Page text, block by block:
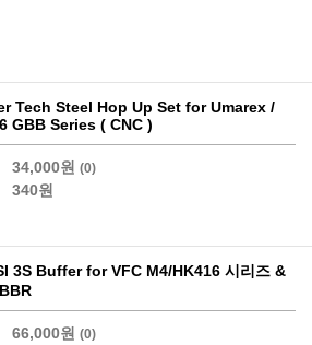
Tech Steel Hop Up Set for Umarex /
GBB Series ( CNC )
34,000원 (0)
340원
3S Buffer for VFC M4/HK416 시리즈 &
66,000원 (0)